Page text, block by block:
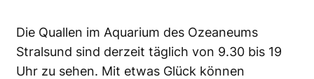
Die Quallen im Aquarium des Ozeaneums
Stralsund sind derzeit täglich von 9.30 bis 19
Uhr zu sehen. Mit etwas Glück können